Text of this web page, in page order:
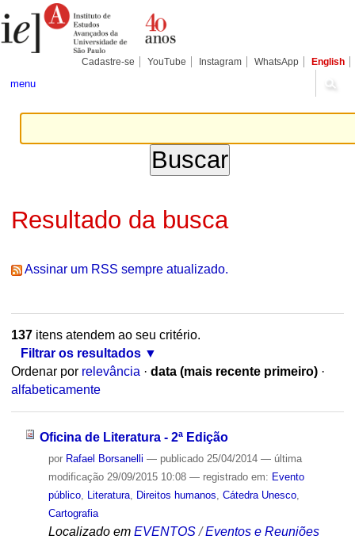
para
conteúdo.
Pessoais
Cadastre-se YouTube Instagram WhatsApp English
menu
Resultado da busca
Assinar um RSS sempre atualizado.
137itens atendem ao seu critério.
Filtrar os resultados
Ordenar por relevância · data (mais recente primeiro) ·
alfabeticamente
Oficina de Literatura - 2ª Edição
por Rafael Borsanelli — publicado25/04/2014 — última
modificação29/09/2015 10:08 — registrado em: Evento
público, Literatura, Direitos humanos Cátedra Unesco,
Cartografia
Localizado em EVENTOS /Eventos e Reuniões